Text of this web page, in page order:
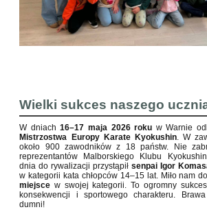
Wielki sukces naszego
W dniach16–17 maja 2026 roku w Warnie
Mistrzostwa Europy Karate Kyokushin. W
około 900 zawodników z 18 państw. Nie
reprezentantów Malborskiego Klubu
dnia do rywalizacji przystąpił senpai Igor
w kategorii kata chłopców 14–15 lat. Miło nam
miejsce w swojej kategorii. To ogromny
konsekwencji i sportowego charakteru.
dumni!